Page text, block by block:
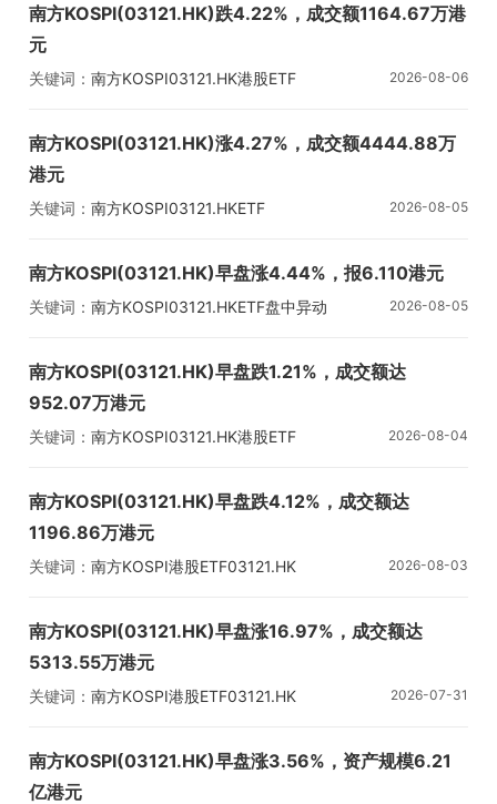
南方KOSPI(03121.HK)跌4.22%，成交额1164.67万港
元
关键词： 南方KOSPI03121.HK港股ETF 2026-08-06
南方KOSPI(03121.HK)涨4.27%，成交额4444.88万
港元
关键词： 南方KOSPI03121.HKETF 2026-08-05
南方KOSPI(03121.HK)早盘涨4.44%，报6.110港元
关键词： 南方KOSPI03121.HKETF盘中异动 2026-08-05
南方KOSPI(03121.HK)早盘跌1.21%，成交额达
952.07万港元
关键词： 南方KOSPI03121.HK港股ETF 2026-08-04
南方KOSPI(03121.HK)早盘跌4.12%，成交额达
1196.86万港元
关键词： 南方KOSPI港股ETF03121.HK 2026-08-03
南方KOSPI(03121.HK)早盘涨16.97%，成交额达
5313.55万港元
关键词： 南方KOSPI港股ETF03121.HK 2026-07-31
南方KOSPI(03121.HK)早盘涨3.56%，资产规模6.21
亿港元